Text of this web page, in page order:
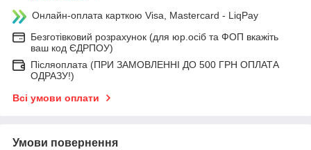
Онлайн-оплата карткою Visa, Mastercard - LiqPay
Безготівковий розрахунок (для юр.осіб та ФОП вкажіть
ваш код ЄДРПОУ)
Післяоплата (ПРИ ЗАМОВЛЕННІ ДО 500 ГРН ОПЛАТА
ОДРАЗУ!)
Всі умови оплати
Умови повернення